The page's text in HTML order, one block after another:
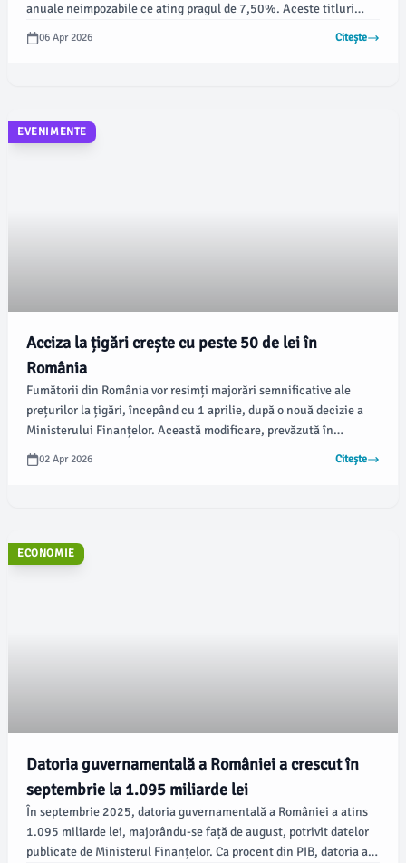
anuale neimpozabile ce ating pragul de 7,50%. Aceste titluri
sunt disponibile cu maturități de 1, 3 și 5 ani, având dobânzi de
6,50%, 7,00% și 7,50%, respectiv, conform newsbv.ro.
06 Apr 2026 Citește
EVENIMENTE
Acciza la țigări crește cu peste 50 de lei în
România
Fumătorii din România vor resimți majorări semnificative ale
prețurilor la țigări, începând cu 1 aprilie, după o nouă decizie a
Ministerului Finanțelor. Această modificare, prevăzută în
calendarul fiscal, a fost confirmată printr-un ordin publicat
recent și va afecta toate pachetele de țigări disponibile pe piață.
02 Apr 2026 Citește
ECONOMIE
Datoria guvernamentală a României a crescut în
septembrie la 1.095 miliarde lei
În septembrie 2025, datoria guvernamentală a României a atins
1.095 miliarde lei, majorându-se față de august, potrivit datelor
publicate de Ministerul Finanțelor. Ca procent din PIB, datoria a